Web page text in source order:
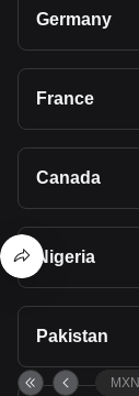
Germany
France
Canada
Nigeria
Pakistan
MXN